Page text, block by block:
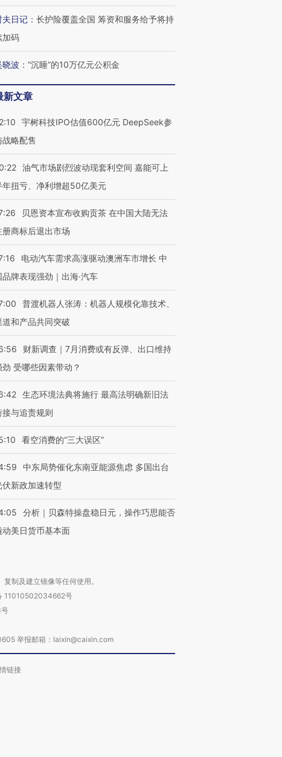
的吸金
让中产们甘
虐”？
马航飞行员跨国走私7万
粒摇头丸 尿检体内含3种
视线｜被称为“蟑螂”的印
度Z世代 用街头抗争将教
进第四届链博
【特别呈现】寻找100种
有意思的生活方式·第三对
【商旅对话】华住集团
夫日记 ： 长护险覆盖全国 筹资和服务给予将持
加码
晓波 ： “沉睡”的10万亿元公积金
新文章
宇树科技IPO估值600亿元 DeepSeek参
战略配售
油气市场剧烈波动现套利空间 嘉能可上
年扭亏、净利增超50亿美元
贝恩资本宣布收购贡茶 在中国大陆无法
册商标后退出市场
电动汽车需求高涨驱动澳洲车市增长 中
品牌表现强劲｜出海·汽车
普渡机器人张涛：机器人规模化靠技术、
道和产品共同突破
财新调查｜7月消费或有反弹、出口维持
劲 受哪些因素带动？
生态环境法典将施行 最高法明确新旧法
接与追责规则
看空消费的“三大误区”
中东局势催化东南亚能源焦虑 多国出台
伏新政加速转型
分析｜贝森特操盘稳日元，操作巧思能否
动美日货币基本面
制及建立镜像等任何使用。
11010502034662号
举报邮箱：laixin@caixin.com
链接